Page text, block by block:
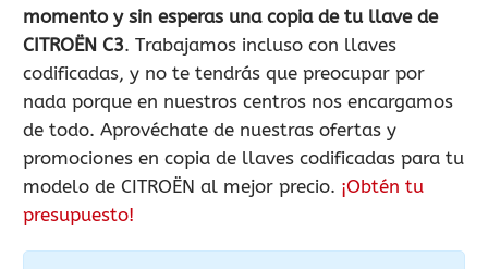
momento y sin esperas una copia de tu llave de
CITROËN C3. Trabajamos incluso con llaves
codificadas, y no te tendrás que preocupar por
nada porque en nuestros centros nos encargamos
de todo. Aprovéchate de nuestras ofertas y
promociones en copia de llaves codificadas para tu
modelo de CITROËN al mejor precio. ¡Obtén tu
presupuesto!